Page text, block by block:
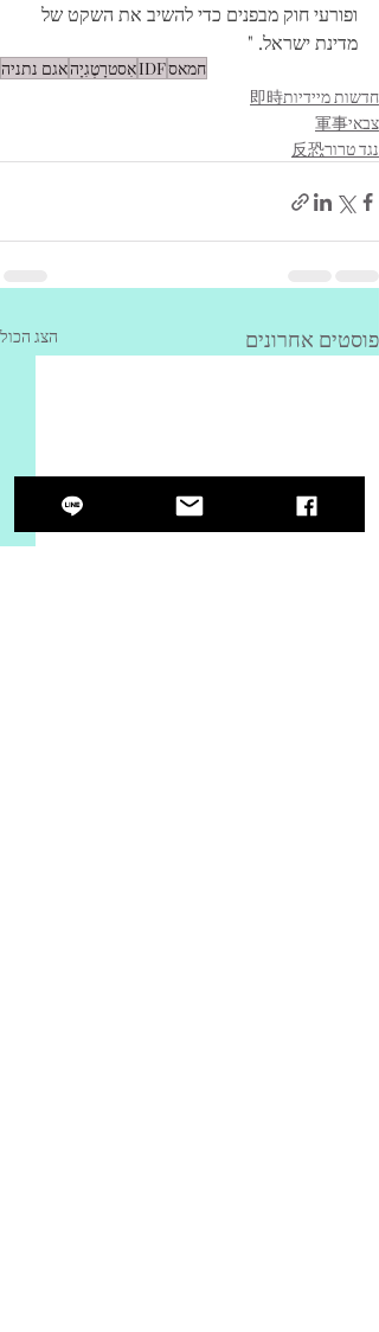
ופורעי חוק מבפנים כדי להשיב את השקט של
מדינת ישראל. "
חמאסIDFאִסטרָטֶגִיָהאגם נתניה
חדשות מיידיות即時
צבאי軍事
נגד טרור反恐
פוסטים אחרונים הצג הכול